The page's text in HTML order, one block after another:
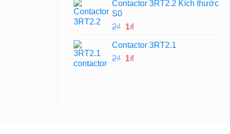
là:tại
1₫.
Contactor 3RT2.2 Kích thước
S0
2₫ Giá
là:
2₫.
1₫Giá
tại
là:
Contactor 3RT2.1
2₫ Giá
1₫Giá